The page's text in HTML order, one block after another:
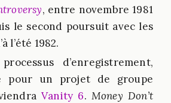
, entre novembre 1981
le second poursuit avec les
l’été 1982.
d’enregistrement,
pour un projet de groupe
Vanity 6. Money Don’t